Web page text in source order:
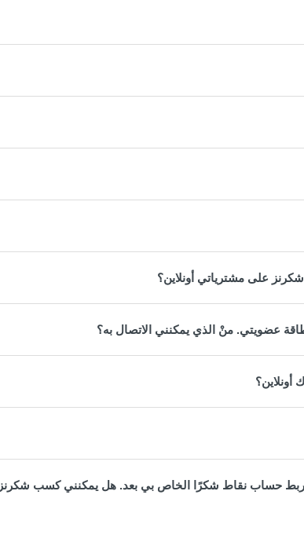
على مشترياتي أونلاين؟
عضويتي. منْ الذي يمكنني الاتصال به؟
أربط حساب نقاط شكرًا الخاص بي بعد. هل يمكنني كسب شكرنز